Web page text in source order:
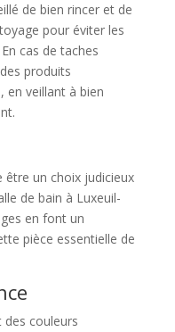
de bien rincer et de
pour éviter les
cas de taches
produits
en veillant à bien
être un choix judicieux
de bain à Luxeuil-
en font un
pièce essentielle de
des couleurs